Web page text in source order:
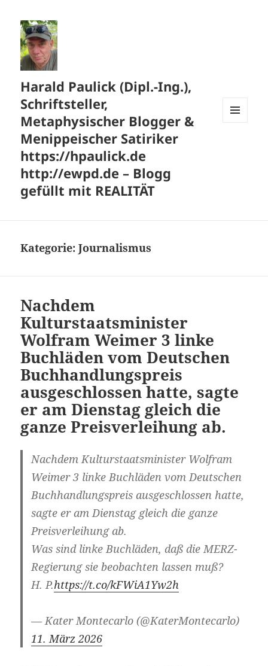
Harald Paulick (Dipl.-Ing.),
Schriftsteller,
Metaphysischer Blogger &
Menippeischer Satiriker
https://hpaulick.de
http://ewpd.de – Blogg
gefüllt mit REALITÄT
Kategorie:Journalismus
Nachdem
Kulturstaatsminister
Wolfram Weimer 3 linke
Buchläden vom Deutschen
Buchhandlungspreis
ausgeschlossen hatte, sagte
er am Dienstag gleich die
ganze Preisverleihung ab.
Nachdem Kulturstaatsminister Wolfram
Weimer 3 linke Buchläden vom Deutschen
Buchhandlungspreis ausgeschlossen hatte,
sagte er am Dienstag gleich die ganze
Preisverleihung ab.
Was sind linke Buchläden, daß die MERZ-
Regierung sie beobachten lassen muß?
H. P.https://t.co/kFWiA1Yw2h
— Kater Montecarlo (@KaterMontecarlo)
11. März 2026